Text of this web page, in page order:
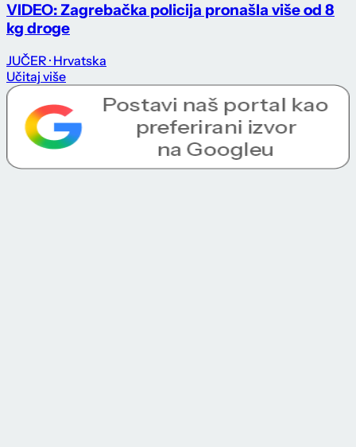
VIDEO: Zagrebačka policija pronašla više od 8
kg droge
JUČER · Hrvatska
Učitaj više